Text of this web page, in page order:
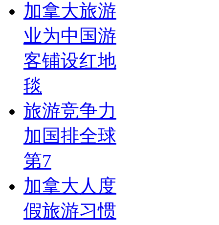
加拿大旅游
业为中国游
客铺设红地
毯
旅游竞争力
加国排全球
第7
加拿大人度
假旅游习惯